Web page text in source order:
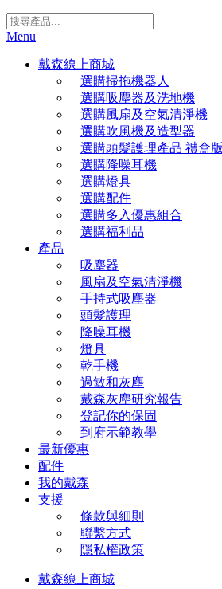
Menu
戴森線上商城
選購掃拖機器人
選購吸塵器及洗地機
選購風扇及空氣清淨機
選購吹風機及造型器
選購頭髮護理產品 禮盒版
選購降噪耳機
選購燈具
選購配件
選購多入優惠組合
選購福利品
產品
吸塵器
風扇及空氣清淨機
手持式吸塵器
頭髮護理
降噪耳機
燈具
乾手機
過敏和灰塵
戴森灰塵研究報告
登記你的保固
到府示範教學
最新優惠
配件
我的戴森
支援
條款與細則
聯繫方式
隱私權政策
戴森線上商城